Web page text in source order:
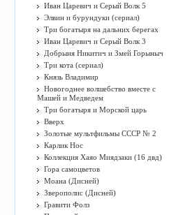
Иван Царевич и Серый Волк 5
Элвин и бурундуки (сериал)
Три богатыря на дальних берегах
Иван Царевич и Серый Волк 3
Добрыня Никитич и Змей Горыныч
Три кота (сериал)
Князь Владимир
Новогоднее волшебство вместе с
Машей и Медведем
Три богатыря и Морской царь
Вверх
Золотые мультфильмы СССР № 2
Карлик Нос
Коллекция Хаяо Миядзаки (16 двд)
Гора самоцветов
Моана (Дисней)
Зверополис (Дисней)
Гравити Фолз